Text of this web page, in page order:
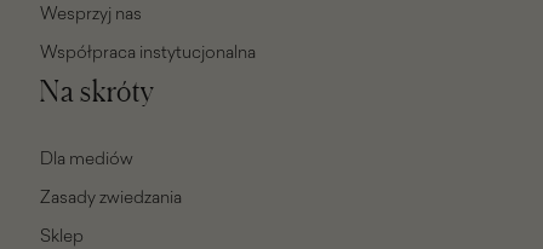
Wesprzyj nas
Współpraca instytucjonalna
Na skróty
Dla mediów
Zasady zwiedzania
Sklep